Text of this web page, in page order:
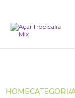
HOME